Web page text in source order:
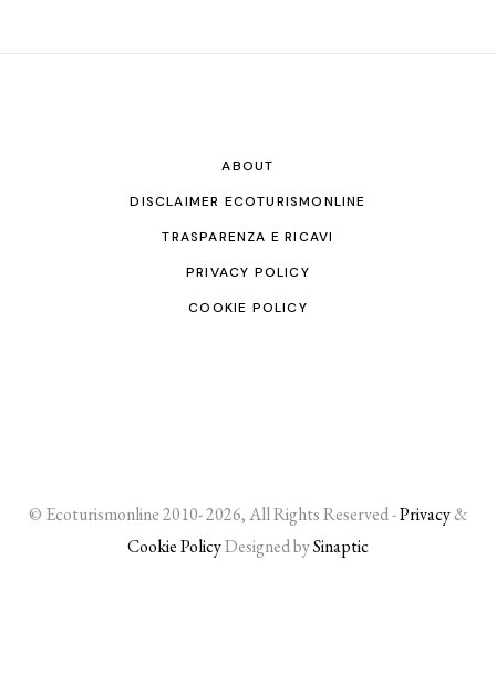
ABOUT
DISCLAIMER ECOTURISMONLINE
TRASPARENZA E RICAVI
PRIVACY POLICY
COOKIE POLICY
© Ecoturismonline 2010- 2026, All Rights Reserved -Privacy&
Cookie PolicyDesigned bySinaptic